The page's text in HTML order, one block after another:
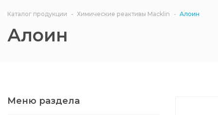
Документы
Филиалы
3ASenrise
Политика
конфиденциальности
Каталог продукции Химические реактивы Macklin Алоин
Алоин
Меню раздела